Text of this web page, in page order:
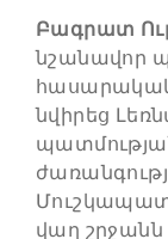
Բագրատ
նշանավոր
նվիրեց
Մուշկապատ
վաղ